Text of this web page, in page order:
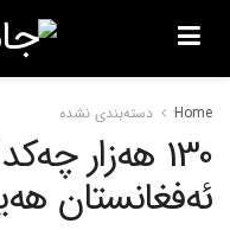
Home دسته‌بندی نشده
130 هه‌زار
ئه‌فغانستان